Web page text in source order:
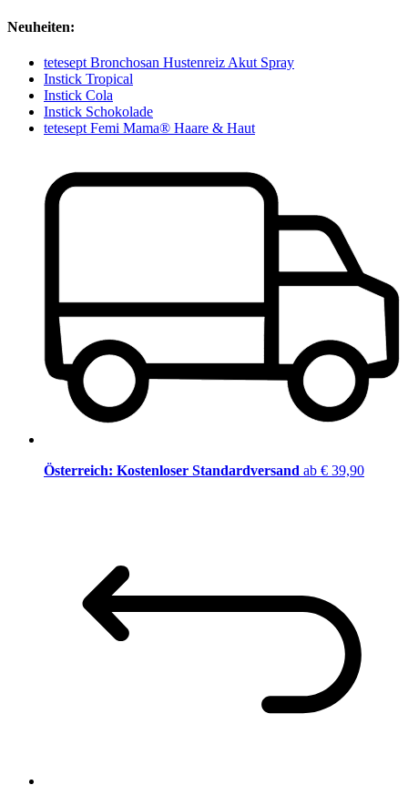
Neuheiten:
tetesept Bronchosan Hustenreiz Akut Spray
Instick Tropical
Instick Cola
Instick Schokolade
tetesept Femi Mama® Haare & Haut
Österreich: Kostenloser Standardversand ab € 39,90